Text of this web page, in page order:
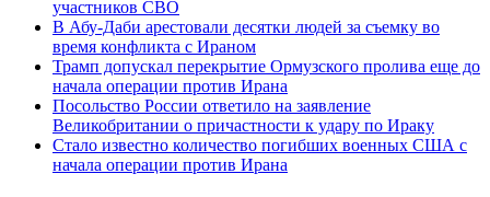
участников СВО
В Абу-Даби арестовали десятки людей за съемку во
время конфликта с Ираном
Трамп допускал перекрытие Ормузского пролива еще до
начала операции против Ирана
Посольство России ответило на заявление
Великобритании о причастности к удару по Ираку
Стало известно количество погибших военных США с
начала операции против Ирана